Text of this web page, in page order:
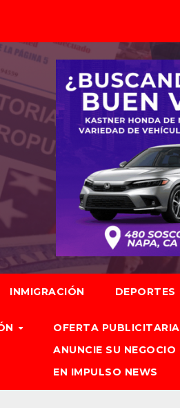
INMIGRACIÓN DEPORTES
OFERTA PUBLICITARIA
ANUNCIE SU NEGOCIO
EN IMPULSO NEWS